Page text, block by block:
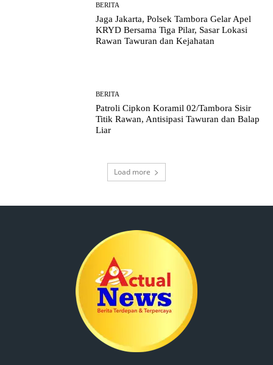
BERITA
Jaga Jakarta, Polsek Tambora Gelar Apel
KRYD Bersama Tiga Pilar, Sasar Lokasi
Rawan Tawuran dan Kejahatan
BERITA
Patroli Cipkon Koramil 02/Tambora Sisir
Titik Rawan, Antisipasi Tawuran dan Balap
Liar
Load more